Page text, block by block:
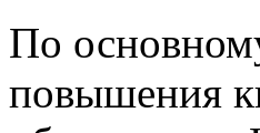
По
повышения